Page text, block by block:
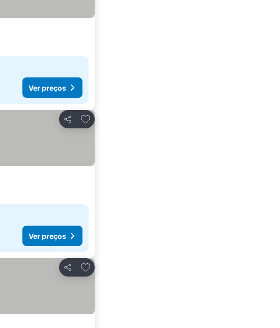
Ver preços
Partilhar
Adicionar aos favoritos
Ver preços
Partilhar
Adicionar aos favoritos